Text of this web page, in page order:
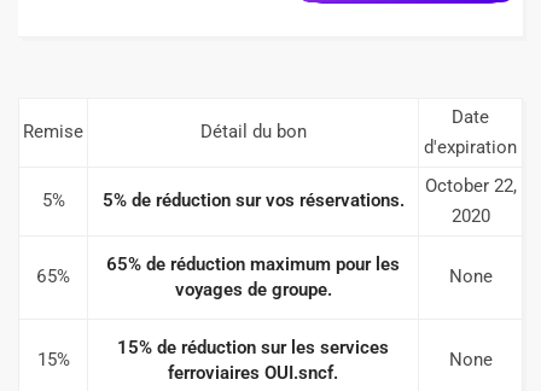
Remise Détail du bon
Date
d'expiration
5% 5% de réduction sur vos réservations.
October 22,
2020
65%
65% de réduction maximum pour les
voyages de groupe.
None
15%
15% de réduction sur les services
ferroviaires OUI.sncf.
None